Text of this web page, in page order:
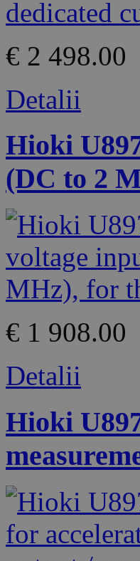
€ 2 498.00
Detalii
Hioki
(DC to 2
€ 1 908.00
Detalii
Hioki